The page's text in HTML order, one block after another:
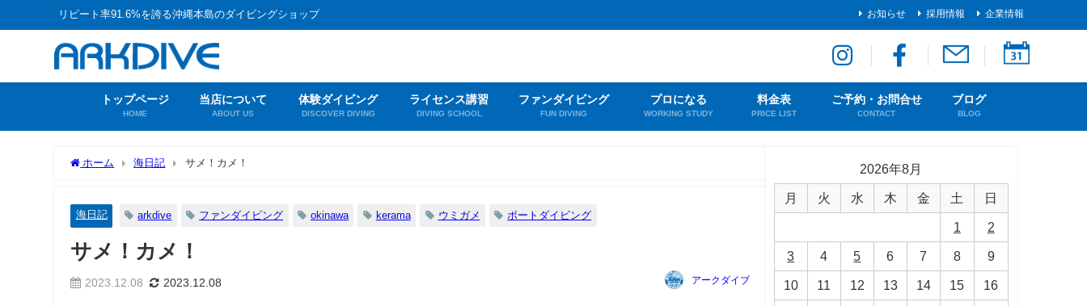
リピート率91.6%を誇る沖縄本島のダイビングショップ お知らせ 採用情報 企業情報
トップページ
HOME
当店について
ABOUT US
体験ダイビング
DISCOVER DIVING
ライセンス講習
DIVING SCHOOL
ファンダイビング
FUN DIVING
プロになる
WORKING STUDY
料金表
PRICE LIST
ご予約・お問合せ
CONTACT
ブログ
BLOG
ホーム 海日記 サメ！カメ！
海日記 arkdive ファンダイビング okinawa kerama ウミガメ ボートダイビング
サメ！カメ！
2023.12.08 2023.12.08 アークダイブ
2026年8月
月 火 水 木 金 土 日
1 2
3 4 5 6 7 8 9
10 11 12 13 14 15 16